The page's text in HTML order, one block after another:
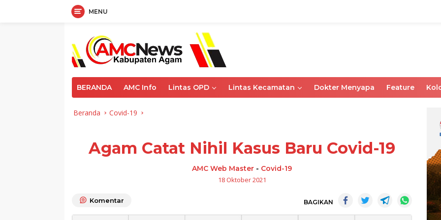
MENU
BERANDA AMC Info Lintas OPD Lintas Kecamatan Dokter Menyapa Feature
Beranda Covid-19
Agam Catat Nihil Kasus Baru Covid-19
AMC Web Master - Covid-19
18 Oktober 2021
Komentar BAGIKAN